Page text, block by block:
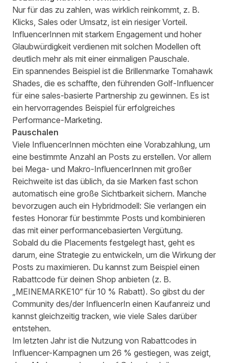
Nur für das zu zahlen, was wirklich reinkommt, z. B.
Klicks, Sales oder Umsatz, ist ein riesiger Vorteil.
InfluencerInnen mit starkem Engagement und hoher
Glaubwürdigkeit verdienen mit solchen Modellen oft
deutlich mehr als mit einer einmaligen Pauschale.
Ein spannendes Beispiel ist die Brillenmarke Tomahawk
Shades, die es schaffte, den führenden Golf-Influencer
für eine sales-basierte Partnership zu gewinnen. Es ist
ein hervorragendes Beispiel für erfolgreiches
Performance-Marketing.
Pauschalen
Viele InfluencerInnen möchten eine Vorabzahlung, um
eine bestimmte Anzahl an Posts zu erstellen. Vor allem
bei Mega- und Makro-InfluencerInnen mit großer
Reichweite ist das üblich, da sie Marken fast schon
automatisch eine große Sichtbarkeit sichern. Manche
bevorzugen auch ein Hybridmodell: Sie verlangen ein
festes Honorar für bestimmte Posts und kombinieren
das mit einer performancebasierten Vergütung.
Sobald du die Placements festgelegt hast, geht es
darum, eine Strategie zu entwickeln, um die Wirkung der
Posts zu maximieren. Du kannst zum Beispiel einen
Rabattcode für deinen Shop anbieten (z. B.
„MEINEMARKE10“ für 10 % Rabatt). So gibst du der
Community des/der InfluencerIn einen Kaufanreiz und
kannst gleichzeitig tracken, wie viele Sales darüber
entstehen.
Im letzten Jahr ist die Nutzung von Rabattcodes in
Influencer-Kampagnen um 26 % gestiegen, was zeigt,